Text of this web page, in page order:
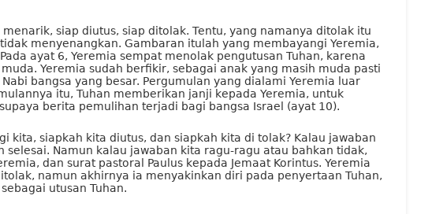
siap diutus, siap ditolak. Tentu, yang namanya ditolak itu
menyenangkan. Gambaran itulah yang membayangi Yeremia,
ayat 6, Yeremia sempat menolak pengutusan Tuhan, karena
Yeremia sudah berfikir, sebagai anak yang masih muda pasti
bangsa yang besar. Pergumulan yang dialami Yeremia luar
itu, Tuhan memberikan janji kepada Yeremia, untuk
berita pemulihan terjadi bagi bangsa Israel (ayat 10).
kita, siapkah kita diutus, dan siapkah kita di tolak? Kalau jawaban
selesai. Namun kalau jawaban kita ragu-ragu atau bahkan tidak,
dan surat pastoral Paulus kepada Jemaat Korintus. Yeremia
namun akhirnya ia menyakinkan diri pada penyertaan Tuhan,
utusan Tuhan.